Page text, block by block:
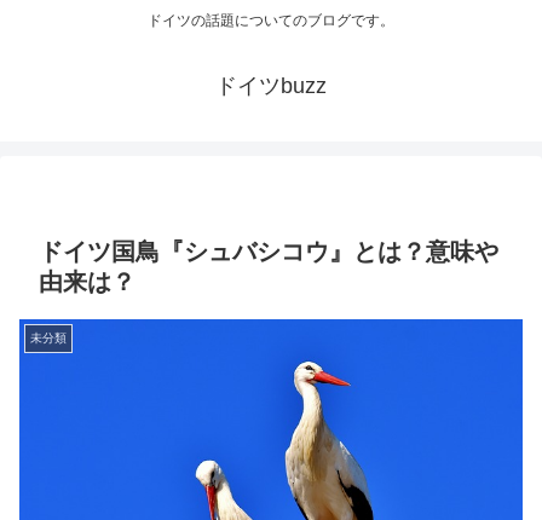
ドイツの話題についてのブログです。
ドイツbuzz
ドイツ国鳥『シュバシコウ』とは？意味や
由来は？
未分類